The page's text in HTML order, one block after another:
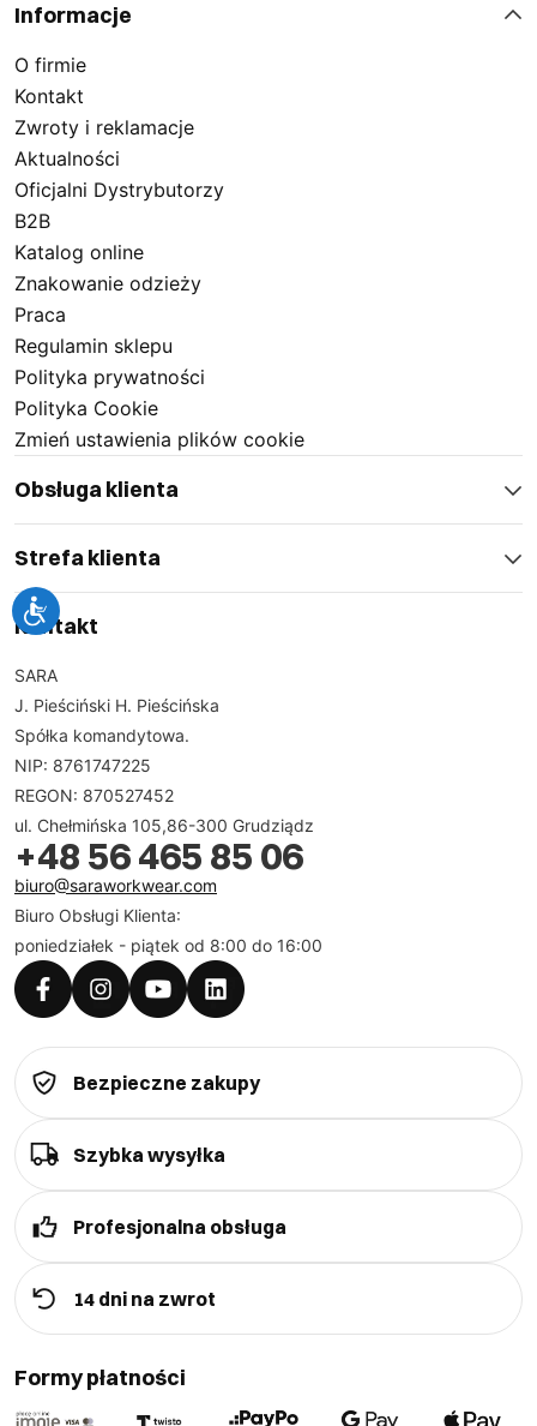
Informacje
O firmie
Kontakt
Zwroty i reklamacje
Aktualności
Oficjalni Dystrybutorzy
B2B
Katalog online
Znakowanie odzieży
Praca
Regulamin sklepu
Polityka prywatności
Polityka Cookie
Zmień ustawienia plików cookie
Obsługa klienta
Strefa klienta
Kontakt
SARA
J. Pieściński H. Pieścińska
Spółka komandytowa.
NIP: 8761747225
REGON: 870527452
ul. Chełmińska 105,86-300 Grudziądz
+48 56 465 85 06
biuro@saraworkwear.com
Biuro Obsługi Klienta:
poniedziałek - piątek od 8:00 do 16:00
Bezpieczne zakupy
Szybka wysyłka
Profesjonalna obsługa
14 dni na zwrot
Formy płatności